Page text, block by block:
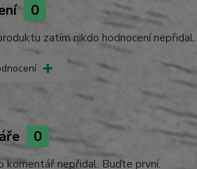
0
zatím nikdo hodnocení
0
komentář nepřidal. Buďte první.